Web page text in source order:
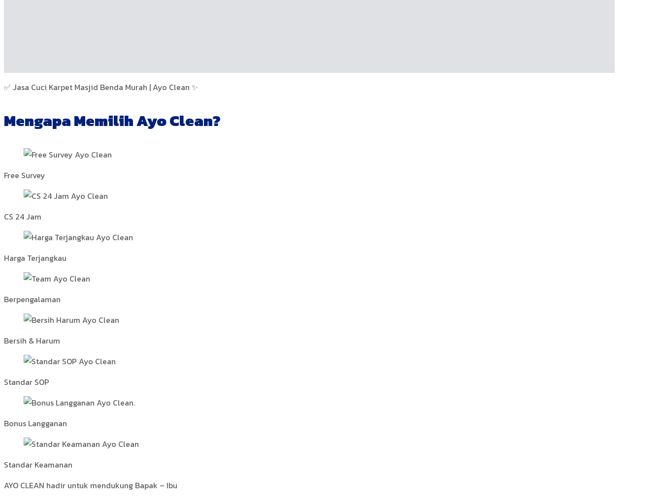
✅ Jasa Cuci Karpet Masjid Benda Murah | Ayo Clean ✨
Mengapa Memilih Ayo Clean?
Free Survey
CS 24 Jam
Harga Terjangkau
Berpengalaman
Bersih & Harum
Standar SOP
Bonus Langganan
Standar Keamanan
AYO CLEAN hadir untuk mendukung Bapak – Ibu